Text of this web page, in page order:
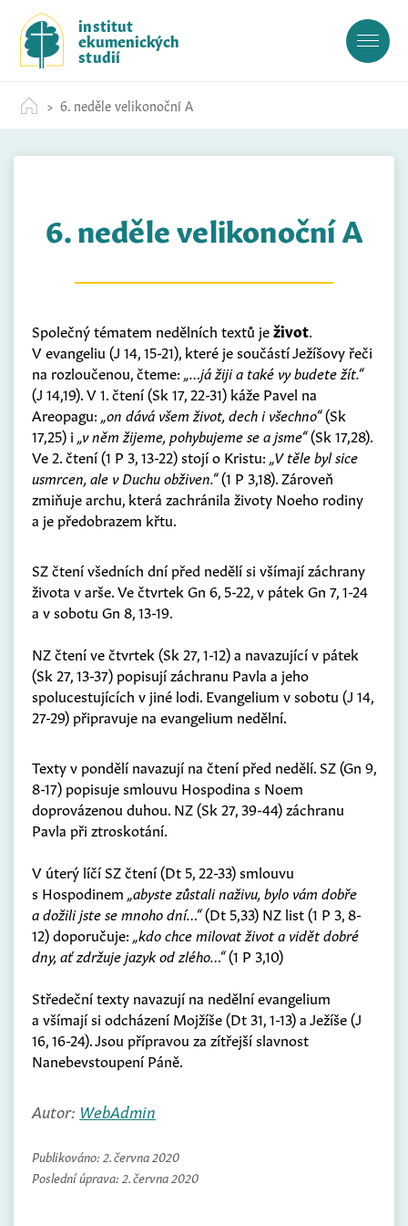
c
institut
ekumenických
studií
6. neděle velikonoční A
6. neděle velikonoční A
Společný tématem nedělních textů ježivot.
V evangeliu (J 14, 15-21), které je součástí Ježíšovy řeči
na rozloučenou, čteme: „…já žiji a také vy budete žít.“
(J 14,19). V 1. čtení (Sk 17, 22-31) káže Pavel na
Areopagu: „on dává všem život, dech i všechno“(Sk
17,25) i „v něm žijeme, pohybujeme se a jsme“(Sk 17,28).
Ve 2. čtení (1 P 3, 13-22) stojí o Kristu: „V těle byl sice
usmrcen, ale v Duchu obživen.“(1 P 3,18). Zároveň
zmiňuje archu, která zachránila životy Noeho rodiny
a je předobrazem křtu.
SZ čtení všedních dní před nedělí si všímají záchrany
života v arše. Ve čtvrtek Gn 6, 5-22, v pátek Gn 7, 1-24
a v sobotu Gn 8, 13-19.
NZ čtení ve čtvrtek (Sk 27, 1-12) a navazující v pátek
(Sk 27, 13-37) popisují záchranu Pavla a jeho
spolucestujících v jiné lodi. Evangelium v sobotu (J 14,
27-29) připravuje na evangelium nedělní.
Texty v pondělí navazují na čtení před nedělí. SZ (Gn 9,
8-17) popisuje smlouvu Hospodina s Noem
doprovázenou duhou. NZ (Sk 27, 39-44) záchranu
Pavla při ztroskotání.
V úterý líčí SZ čtení (Dt 5, 22-33) smlouvu
s Hospodinem „abyste zůstali naživu, bylo vám dobře
a dožili jste se mnoho dní…“(Dt 5,33) NZ list (1 P 3, 8-
12) doporučuje: „kdo chce milovat život a vidět dobré
dny, ať zdržuje jazyk od zlého…“(1 P 3,10)
Středeční texty navazují na nedělní evangelium
a všímají si odcházení Mojžíše (Dt 31, 1-13) a Ježíše (J
16, 16-24). Jsou přípravou za zítřejší slavnost
Nanebevstoupení Páně.
Autor: WebAdmin
Publikováno: 2. června 2020
Poslední úprava: 2. června 2020